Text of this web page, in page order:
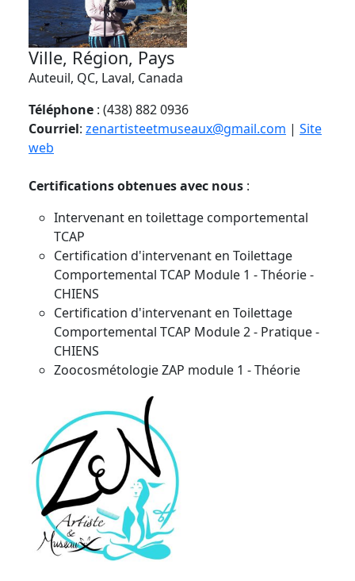
Ville, Région, Pays
Auteuil, QC, Laval, Canada
Téléphone : (438) 882 0936
Courriel: zenartisteetmuseaux@gmail.com | Site
web
Certifications obtenues avec nous :
Intervenant en toilettage comportemental
TCAP
Certification d'intervenant en Toilettage
Comportemental TCAP Module 1 - Théorie -
CHIENS
Certification d'intervenant en Toilettage
Comportemental TCAP Module 2 - Pratique -
CHIENS
Zoocosmétologie ZAP module 1 - Théorie